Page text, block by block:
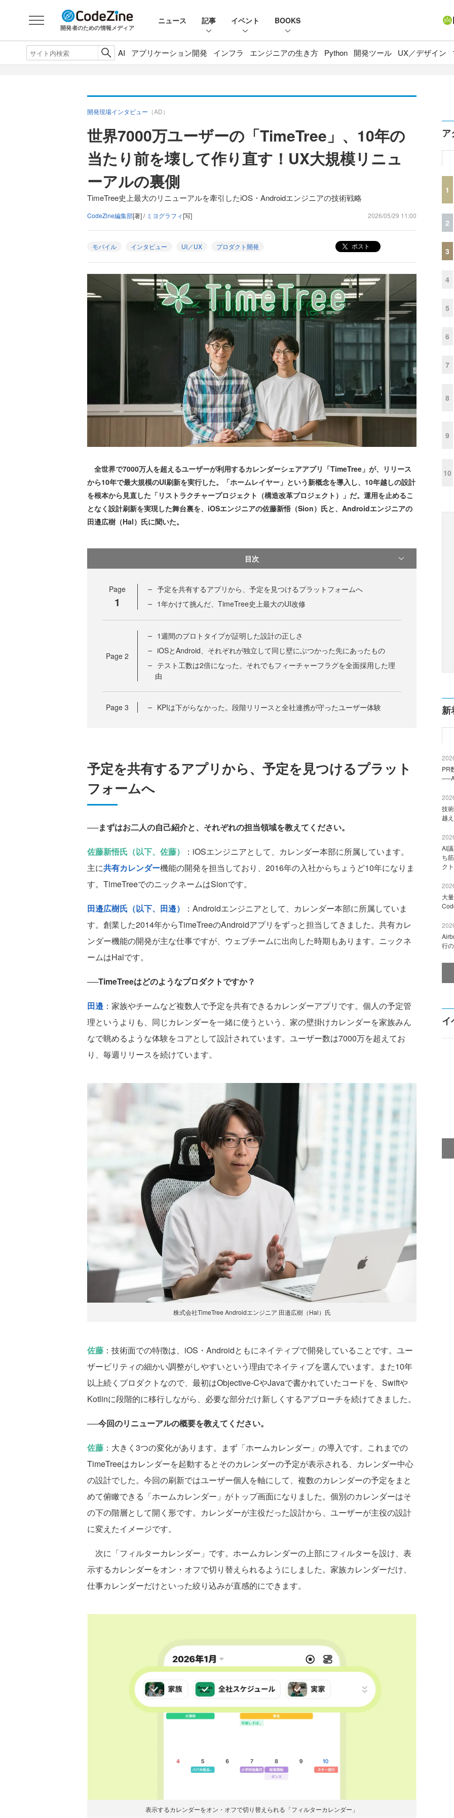
開発者のための情報メディア
ニュース 記事 イベント BOOKS
AI アプリケーション開発 インフラ エンジニアの生き方 Python 開発ツール UX／デザイン
開発現場インタビュー （AD）
世界7000万ユーザーの「TimeTree」、10年の
当たり前を壊して作り直す！UX大規模リニュ
ーアルの裏側
TimeTree史上最大のリニューアルを牽引したiOS・Androidエンジニアの技術戦略
CodeZine編集部[著] / ミヨグラフィ[写] 2026/05/29 11:00
モバイル インタビュー UI／UX プロダクト開発 ポスト
全世界で7000万人を超えるユーザーが利用するカレンダーシェアアプリ「TimeTree」が、リリース
から10年で最大規模のUI刷新を実行した。「ホームレイヤー」という新概念を導入し、10年越しの設計
を根本から見直した「リストラクチャープロジェクト（構造改革プロジェクト）」だ。運用を止めるこ
となく設計刷新を実現した舞台裏を、iOSエンジニアの佐藤新悟（Sion）氏と、Androidエンジニアの
田邉広樹（Hal）氏に聞いた。
目次
Page
1
予定を共有するアプリから、予定を見つけるプラットフォームへ
1年かけて挑んだ、TimeTree史上最大のUI改修
Page 2
1週間のプロトタイプが証明した設計の正しさ
iOSとAndroid、それぞれが独立して同じ壁にぶつかった先にあったもの
テスト工数は2倍になった。それでもフィーチャーフラグを全面採用した理
由
Page 3 KPIは下がらなかった。段階リリースと全社連携が守ったユーザー体験
予定を共有するアプリから、予定を見つけるプラット
フォームへ
──まずはお二人の自己紹介と、それぞれの担当領域を教えてください。
佐藤新悟氏（以下、佐藤）
：iOSエンジニアとして、カレンダー本部に所属しています。
主に共有カレンダー機能の開発を担当しており、2016年の入社からちょうど10年になりま
す。TimeTreeでのニックネームはSionです。
田邉広樹氏（以下、田邉）
：Androidエンジニアとして、カレンダー本部に所属していま
す。創業した2014年からTimeTreeのAndroidアプリをずっと担当してきました。共有カレ
ンダー機能の開発が主な仕事ですが、ウェブチームに出向した時期もあります。ニックネ
ームはHalです。
──TimeTreeはどのようなプロダクトですか？
田邉 ：家族やチームなど複数人で予定を共有できるカレンダーアプリです。個人の予定管
理というよりも、同じカレンダーを一緒に使うという、家の壁掛けカレンダーを家族みん
なで眺めるような体験をコアとして設計されています。ユーザー数は7000万を超えてお
り、毎週リリースを続けています。
株式会社TimeTree Androidエンジニア 田邉広樹（Hal）氏
佐藤 ：技術面での特徴は、iOS・Androidともにネイティブで開発していることです。ユー
ザービリティの細かい調整がしやすいという理由でネイティブを選んでいます。また10年
以上続くプロダクトなので、最初はObjective-CやJavaで書かれていたコードを、Swiftや
Kotlinに段階的に移行しながら、必要な部分だけ新しくするアプローチを続けてきました。
──今回のリニューアルの概要を教えてください。
佐藤 ：大きく3つの変化があります。まず「ホームカレンダー」の導入です。これまでの
TimeTreeはカレンダーを起動するとそのカレンダーの予定が表示される、カレンダー中心
の設計でした。今回の刷新ではユーザー個人を軸にして、複数のカレンダーの予定をまと
めて俯瞰できる「ホームカレンダー」がトップ画面になりました。個別のカレンダーはそ
の下の階層として開く形です。カレンダーが主役だった設計から、ユーザーが主役の設計
に変えたイメージです。
次に「フィルターカレンダー」です。ホームカレンダーの上部にフィルターを設け、表
示するカレンダーをオン・オフで切り替えられるようにしました。家族カレンダーだけ、
仕事カレンダーだけといった絞り込みが直感的にできます。
表示するカレンダーをオン・オフで切り替えられる「フィルターカレンダー」
ア
1
2
3
4
5
6
7
8
9
10
新
PR
技
越
AI
ち
ク
大
行
イ